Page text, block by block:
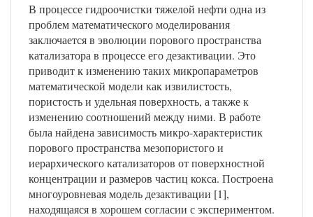
В процессе гидроочистки тяжелой нефти одна из
проблем математического моделирования
заключается в эволюции порового пространства
катализатора в процессе его дезактивации. Это
приводит к изменению таких микропараметров
математической модели как извилистость,
пористость и удельная поверхность, а также к
изменению соотношений между ними. В работе
была найдена зависимость микро-характеристик
порового пространства мезопористого и
иерархического катализаторов от поверхностной
концентрации и размеров частиц кокса. Построена
многоуровневая модель дезактивации [1],
находящаяся в хорошем согласии с экспериментом.